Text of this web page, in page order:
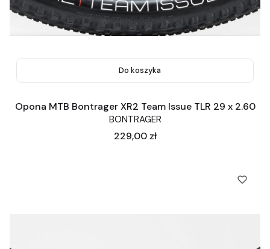
Do koszyka
Opona MTB Bontrager XR2 Team Issue TLR 29 x 2.60
BONTRAGER
Cena
229,00 zł